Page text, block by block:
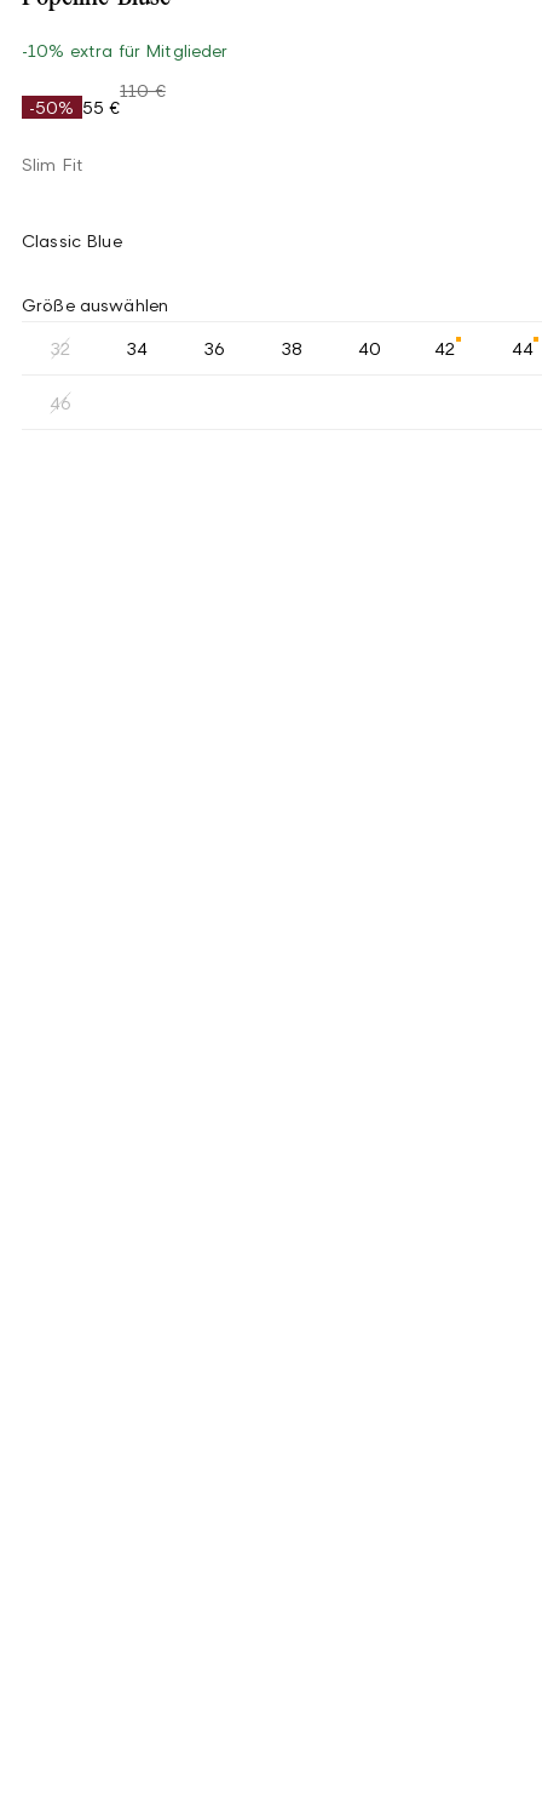
-10% extra für Mitglieder
-50% 55 €
110 €
Slim Fit
Classic Blue
Größe auswählen
32 34 36 38 40 42 44
46